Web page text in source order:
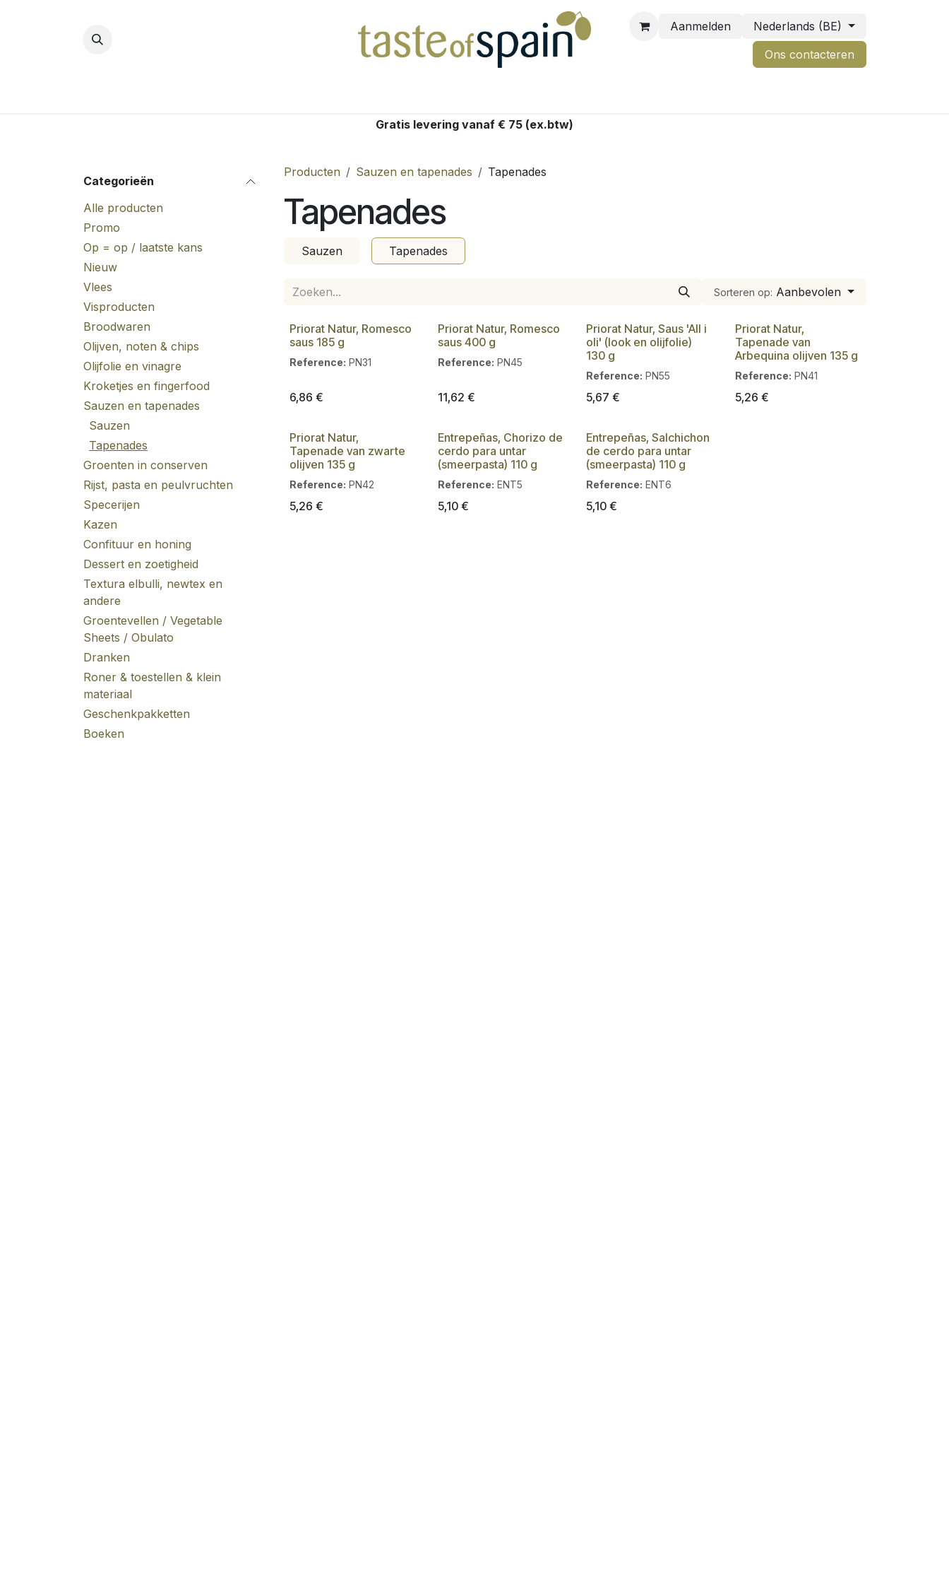
Aanmelden
Nederlands (BE)
Ons contacteren
Gratis levering vanaf € 75 (ex.btw)
Categorieën
Alle producten
Promo
Op = op / laatste kans
Nieuw
Vlees
Visproducten
Broodwaren
Olijven, noten & chips
Olijfolie en vinagre
Kroketjes en fingerfood
Sauzen en tapenades
Sauzen
Tapenades
Groenten in conserven
Rijst, pasta en peulvruchten
Specerijen
Kazen
Confituur en honing
Dessert en zoetigheid
Textura elbulli, newtex en
andere
Groentevellen / Vegetable
Sheets / Obulato
Dranken
Roner & toestellen & klein
materiaal
Geschenkpakketten
Boeken
Producten Sauzen en tapenades Tapenades
Tapenades
Sauzen Tapenades
Sorteren op: Aanbevolen
Priorat Natur, Romesco
saus 185 g
Reference: PN31
6,86 €
Priorat Natur, Romesco
saus 400 g
Reference: PN45
11,62 €
Priorat Natur, Saus 'All i
oli' (look en olijfolie)
130 g
Reference: PN55
5,67 €
Priorat Natur,
Tapenade van
Arbequina olijven 135 g
Reference: PN41
5,26 €
Priorat Natur,
Tapenade van zwarte
olijven 135 g
Reference: PN42
5,26 €
Entrepeñas, Chorizo de
cerdo para untar
(smeerpasta) 110 g
Reference: ENT5
5,10 €
Entrepeñas, Salchichon
de cerdo para untar
(smeerpasta) 110 g
Reference: ENT6
5,10 €